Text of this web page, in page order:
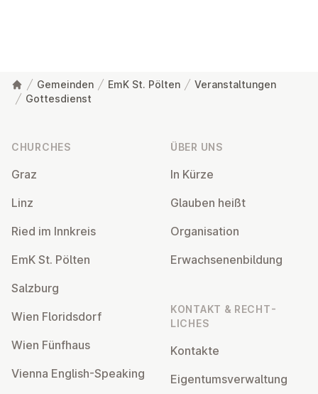
Gemeinden EmK St. Pölten
Veranstaltungen
Gottesdienst
CHURCHES
Graz
Linz
Ried im Innkreis
EmK St. Pölten
Salzburg
Wien Flor­idsdorf
Wien Fünfhaus
Vienna English-Speaking
ÜBER UNS
In Kürze
Glauben heißt
Or­gan­isa­tion
Er­wach­sen­en­bildung
KONTAKT & RECHT­
LICHES
Kontakte
Ei­gentums­ver­wal­tung